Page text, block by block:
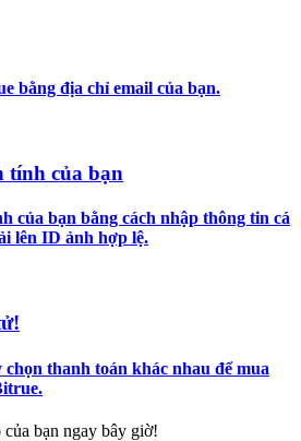
bằng địa chỉ email của bạn.
tính của bạn
của bạn bằng cách nhập thông tin cá
lên ID ảnh hợp lệ.
thanh toán khác nhau để mua
bạn ngay bây giờ!